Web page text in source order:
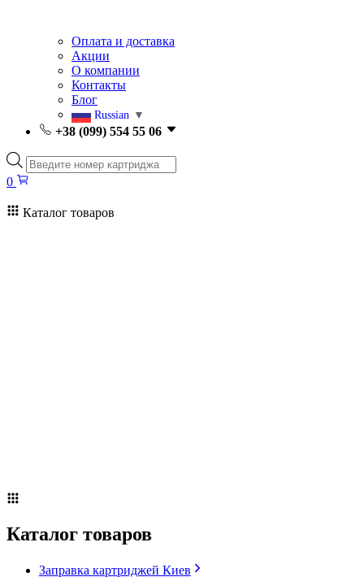
Оплата и доставка
Акции
О компании
Контакты
Блог
Russian ▼
+38 (099) 554 55 06
Поиск
товаров
0
Каталог товаров
Каталог товаров
Заправка картриджей Киев